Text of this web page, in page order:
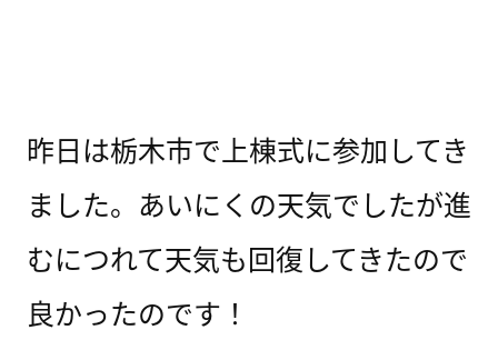
昨日は栃木市で上棟式に参加してき
ました。あいにくの天気でしたが進
むにつれて天気も回復してきたので
良かったのです！